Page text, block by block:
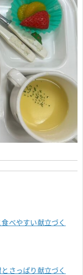
べやすい献立づく
さっぱり献立づく